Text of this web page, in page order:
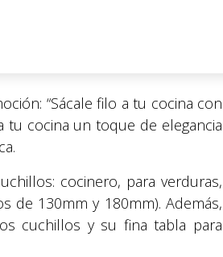
“Sácale filo a tu cocina con
tu cocina un toque de elegancia
cocinero, para verduras,
de 130mm y 180mm). Además,
cuchillos y su fina tabla para